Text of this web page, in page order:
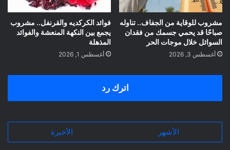
مشروب للوقاية من الجفاف.. تناوله
صباحًا قد يحمي جسمك من فقدان
السوائل خلال موجات الحر
أغسطس 3, 2026
فوائد الكركديه والقرنفل.. مشروب
يجمع بين النكهة المنعشة والفوائد
المذهلة
أغسطس 1, 2026
اترك رد
الأشهر الأخيرة